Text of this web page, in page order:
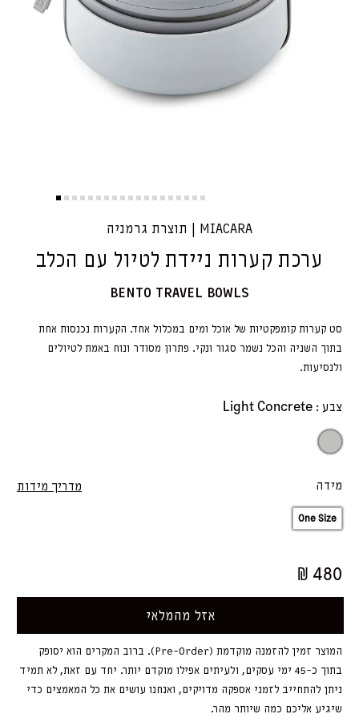
MIACARA | תוצרת גרמניה
ערכת קערות ניידת לטיול עם הכלב
BENTO TRAVEL BOWLS
סט קערות קומפקטיות של אוכל ומים במכלול אחד. הקערות נכנסות אחת
בתוך השניה והכל נשמר סגור ונקי. פתרון מסודר ונוח באמת לטיולים
ולנסיעות.
צבע : Light Concrete
Light
מידה מדריך מידות
One Size
₪ 480
אזל מהמלאי
המוצר זמין להזמנה מוקדמת (Pre-Order). ברוב המקרים הוא יסופק
בתוך כ-45 ימי עסקים, ולעיתים אפילו מוקדם יותר. יחד עם זאת, לא תמיד
ניתן להתחייב לזמני אספקה מדויקים, ואנחנו עושים את כל המאמצים כדי
שיגיע אליכם כמה שיותר מהר.